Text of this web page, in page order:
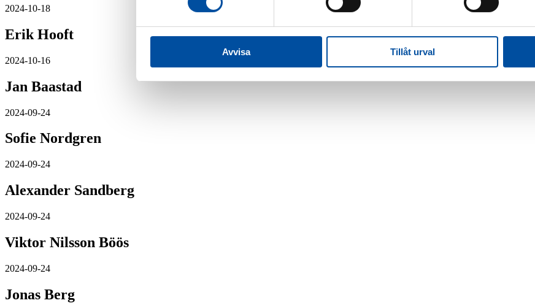
Avvisa Tillåt urval
2024-10-18
Erik Hooft
2024-10-16
Jan Baastad
2024-09-24
Sofie Nordgren
2024-09-24
Alexander Sandberg
2024-09-24
Viktor Nilsson Böös
2024-09-24
Jonas Berg